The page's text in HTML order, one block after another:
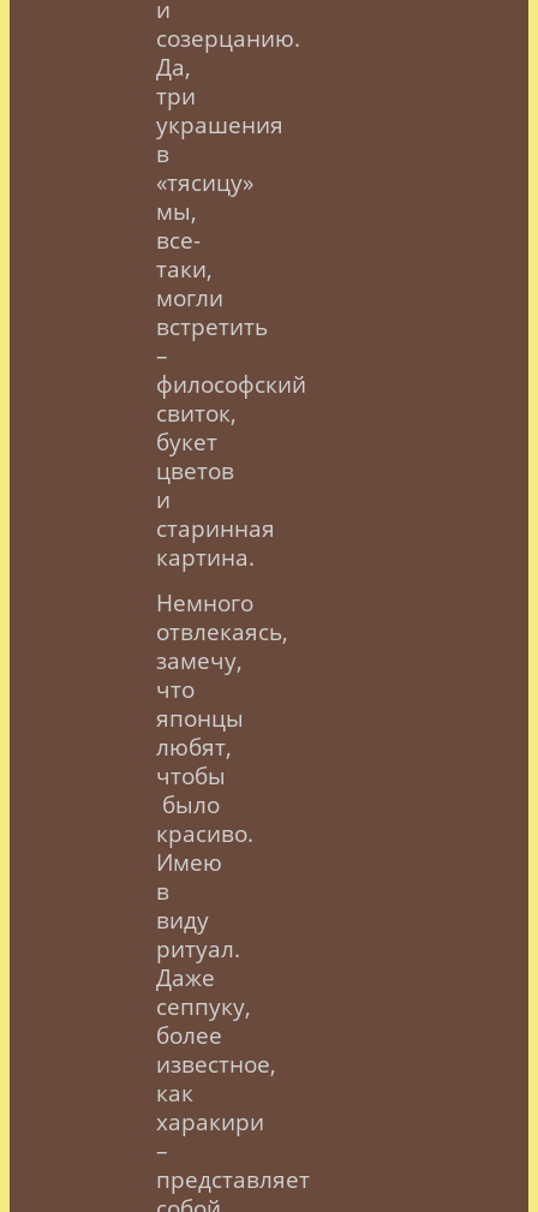
и
созерцанию.
Да,
три
украшения
в
«тясицу»
мы,
все-
таки,
могли
встретить
–
философский
свиток,
букет
цветов
и
старинная
картина.
Немного
отвлекаясь,
замечу,
что
японцы
любят,
чтобы
было
красиво.
Имею
в
виду
ритуал.
Даже
сеппуку,
более
известное,
как
харакири
–
представляет